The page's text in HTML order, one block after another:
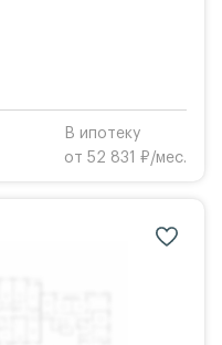
В ипотеку
от 52 831 ₽/мес.